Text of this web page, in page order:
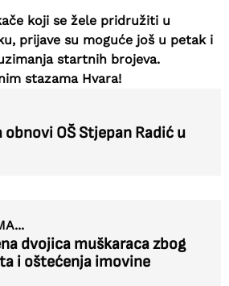
koji se žele pridružiti u
prijave su moguće još u petak i
startnih brojeva.
stazama Hvara!
OŠ Stjepan Radić u
dvojica muškaraca zbog
i oštećenja imovine